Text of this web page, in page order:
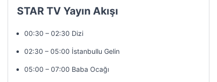
STAR TV Yayın Akışı
00:30 – 02:30 Dizi
02:30 – 05:00 İstanbullu Gelin
05:00 – 07:00 Baba Ocağı